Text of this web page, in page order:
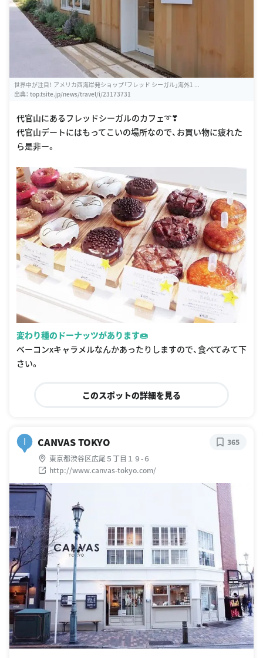
世界中が注目！ アメリカ西海岸発ショップ「フレッド シーガル」海外1 ...
出典： top.tsite.jp/news/travel/i/23173731
代官山にあるフレッドシーガルのカフェ➰❣
代官山デートにはもってこいの場所なので、お買い物に疲れた
ら是非ー。
変わり種のドーナッツがあります🍩
ベーコンxキャラメルなんかあったりしますので、食べてみて下
さい。
このスポットの詳細を見る
CANVAS TOKYO
東京都渋谷区広尾５丁目１９-６
http://www.canvas-tokyo.com/
365